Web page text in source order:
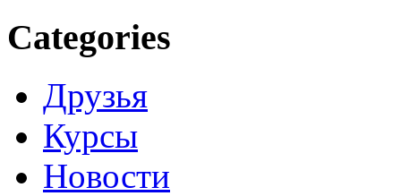
Categories
Друзья
Курсы
Новости